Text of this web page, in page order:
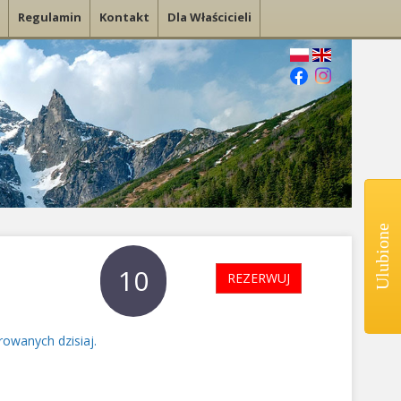
Regulamin Kontakt Dla Właścicieli
10 REZERWUJ
dzisiaj.
Ulubione